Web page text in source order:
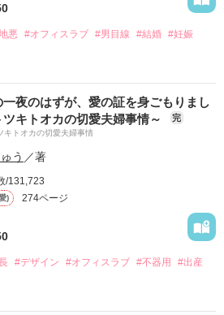
悪 #オフィスラブ #男目線 #結婚 #妊娠
３年目
れて２４年
ついた頃から
いている
て
一夜のはずが、愛の証を身ごもりまし
ツキトオカの切愛夫婦事情～
完
キトオカの切愛夫婦事情
う ／著
/131,723
) 274ページ
#デザイン #オフィスラブ #不器用 #出産